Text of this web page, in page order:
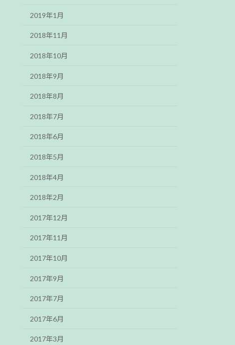
2019年1月
2018年11月
2018年10月
2018年9月
2018年8月
2018年7月
2018年6月
2018年5月
2018年4月
2018年2月
2017年12月
2017年11月
2017年10月
2017年9月
2017年7月
2017年6月
2017年3月